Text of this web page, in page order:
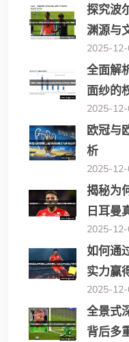
探究波
渊源与
2025-
全面解
面纱的
2025-
欧冠与
析
2025-
揭秘为
日耳曼
2025-
如何通
实力赢
2025-
全景式
背后多